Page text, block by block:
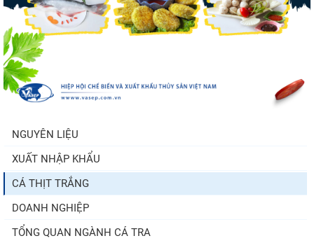
Thông báo 407/TB-VPCP: Tập trung cao độ,
tạo chuyển biến...
Còn chưa đầy 3 tuần đến Vietfish 2026: Sẵn
sàng cho chuỗi...
nhiều áp lực
NGUYÊN LIỆU
XUẤT NHẬP KHẨU
CÁ THỊT TRẮNG
DOANH NGHIỆP
TỔNG QUAN NGÀNH CÁ TRA